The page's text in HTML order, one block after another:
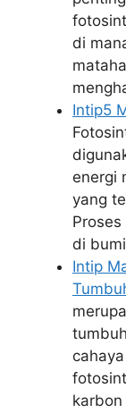
di
Intip5
energi
yang
di
Intip